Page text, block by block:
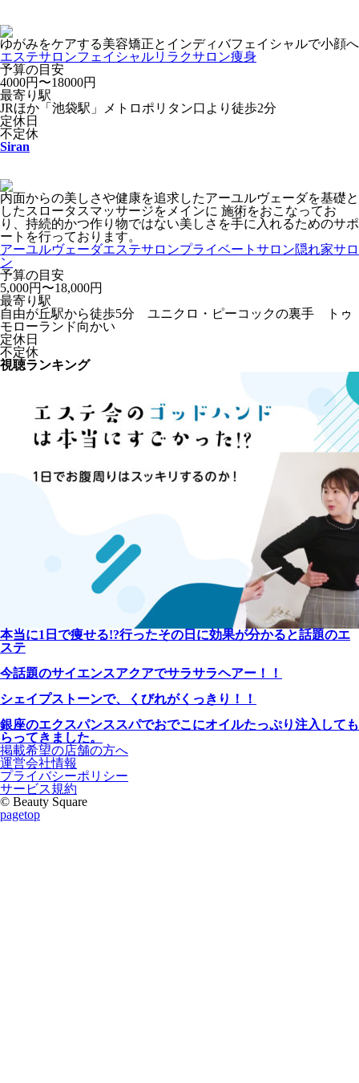
ゆがみをケアする美容矯正とインディバフェイシャルで小顔へ
エステサロンフェイシャルリラクサロン痩身
予算の目安
4000円〜18000円
最寄り駅
JRほか「池袋駅」メトロポリタン口より徒歩2分
定休日
不定休
Siran
内面からの美しさや健康を追求したアーユルヴェーダを基礎と
したスロータスマッサージをメインに 施術をおこなってお
り、持続的かつ作り物ではない美しさを手に入れるためのサポ
ートを行っております。
アーユルヴェーダエステサロンプライベートサロン隠れ家サロ
ン
予算の目安
5,000円〜18,000円
最寄り駅
自由が丘駅から徒歩5分 ユニクロ・ピーコックの裏手 トゥ
モローランド向かい
定休日
不定休
視聴ランキング
本当に1日で痩せる!?行ったその日に効果が分かると話題のエ
ステ
今話題のサイエンスアクアでサラサラヘアー！！
シェイプストーンで、くびれがくっきり！！
銀座のエクスパンススパでおでこにオイルたっぷり注入しても
らってきました。
掲載希望の店舗の方へ
運営会社情報
プライバシーポリシー
サービス規約
© Beauty Square
pagetop